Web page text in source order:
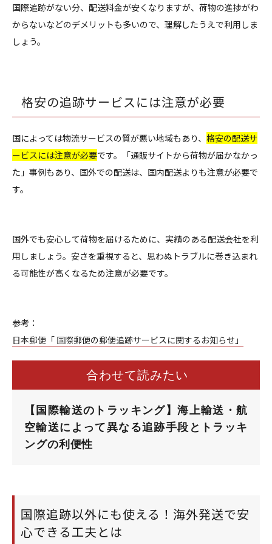
国際追跡がない分、配送料金が安くなりますが、荷物の進捗がわ
からないなどのデメリットも多いので、理解したうえで利用しま
しょう。
格安の追跡サービスには注意が必要
国によっては物流サービスの質が悪い地域もあり、 格安の配送サ
ービスには注意が必要です。「通販サイトから荷物が届かなかっ
た」事例もあり、国外での配送は、国内配送よりも注意が必要で
す。
国外でも安心して荷物を届けるために、実績のある配送会社を利
用しましょう。安さを重視すると、思わぬトラブルに巻き込まれ
る可能性が高くなるため注意が必要です。
参考：
日本郵便「 国際郵便の郵便追跡サービスに関するお知らせ」
合わせて読みたい
【国際輸送のトラッキング】海上輸送・航
空輸送によって異なる追跡手段とトラッキ
ングの利便性
国際追跡以外にも使える！海外発送で安
心できる工夫とは